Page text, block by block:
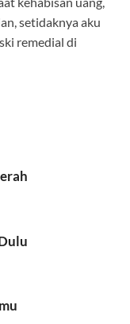
setidaknya aku
remedial di